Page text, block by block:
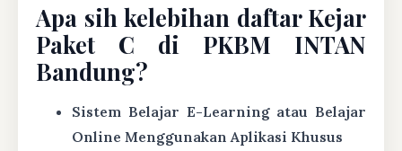
Apa sih kelebihan daftar Kejar
Paket C di PKBM INTAN
Bandung?
Sistem Belajar E-Learning atau Belajar
Online Menggunakan Aplikasi Khusus